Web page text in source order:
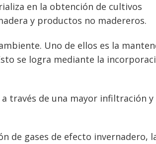
en la obtención de cultivos
y productos no madereros.
Uno de ellos es la
se logra mediante la
través de una mayor infiltración y
de gases de efecto invernadero,